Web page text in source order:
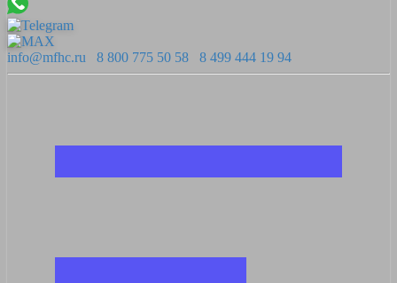
info@mfhc.ru 8 800 775 50 58 8 499 444 19 94